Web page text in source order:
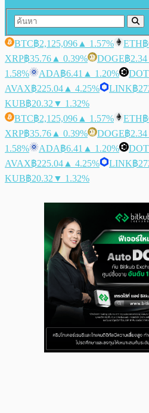
BTC฿2,125,096 ▲ 1.57% ETH
XRP฿35.76 ▲ 0.39% DOGE฿2.34
1.58%
ADA฿6.41 ▲ 1.20% DOT
AVAX฿225.04 ▲ 4.25% LINK฿
KUB฿20.32 ▼ 1.32%
BTC฿2,125,096 ▲ 1.57% ETH
XRP฿35.76 ▲ 0.39% DOGE฿2.34
1.58%
ADA฿6.41 ▲ 1.20% DOT
AVAX฿225.04 ▲ 4.25% LINK฿
KUB฿20.32 ▼ 1.32%